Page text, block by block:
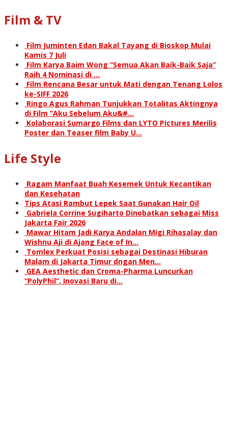
Film & TV
Film Juminten Edan Bakal Tayang di Bioskop Mulai
Kamis 7 Juli
Film Karya Baim Wong “Semua Akan Baik-Baik Saja”
Raih 4 Nominasi di …
Film Rencana Besar untuk Mati dengan Tenang Lolos
ke-SIFF 2026
Ringo Agus Rahman Tunjukkan Totalitas Aktingnya
di Film “Aku Sebelum Aku&#…
Kolaborasi Sumargo Films dan LYTO Pictures Merilis
Poster dan Teaser film Baby U…
Life Style
Ragam Manfaat Buah Kesemek Untuk Kecantikan
dan Kesehatan
Tips Atasi Rambut Lepek Saat Gunakan Hair Oil
Gabriela Corrine Sugiharto Dinobatkan sebagai Miss
Jakarta Fair 2026
Mawar Hitam Jadi Karya Andalan Migi Rihasalay dan
Wishnu Aji di Ajang Face of In…
Tomlex Perkuat Posisi sebagai Destinasi Hiburan
Malam di Jakarta Timur dngan Men…
GEA Aesthetic dan Croma-Pharma Luncurkan
“PolyPhil”, Inovasi Baru di…